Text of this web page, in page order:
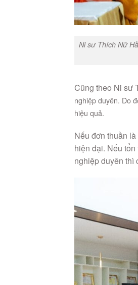
Ni sư Thích Nữ
Cũng theo Ni sư
nghiệp duyên. Do
hiệu quả.
Nếu đơn thuần
hiện đại. Nếu
nghiệp duyên thì